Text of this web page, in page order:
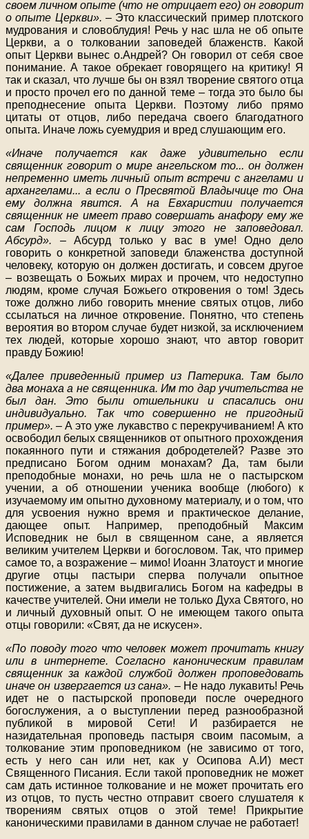
своем личном опыте (что не отрицает его) он говорит
о опыте Церкви». – Это классический пример плотского
мудрования и словоблудия! Речь у нас шла не об опыте
Церкви, а о толковании заповедей блаженств. Какой
опыт Церкви вынес о.Андрей? Он говорил от себя свое
понимание. А такое обрекает говорящего на критику! Я
так и сказал, что лучше бы он взял творение святого отца
и просто прочел его по данной теме – тогда это было бы
преподнесение опыта Церкви. Поэтому либо прямо
цитаты от отцов, либо передача своего благодатного
опыта. Иначе ложь суемудрия и вред слушающим его.
«Иначе получается как даже удивительно если
священник говорит о мире ангельском то... он должен
непременно иметь личный опыт встречи с ангелами и
архангелами... а если о Пресвятой Владычице то Она
ему должна явится. А на Евхаристии получается
священник не имеет право совершать анафору ему же
сам Господь лицом к лицу этого не заповедовал.
Абсурд». – Абсурд только у вас в уме! Одно дело
говорить о конкретной заповеди блаженства доступной
человеку, которую он должен достигать, и совсем другое
– возвещать о Божьих мирах и прочем, что недоступно
людям, кроме случая Божьего откровения о том! Здесь
тоже должно либо говорить мнение святых отцов, либо
ссылаться на личное откровение. Понятно, что степень
вероятия во втором случае будет низкой, за исключением
тех людей, которые хорошо знают, что автор говорит
правду Божию!
«Далее приведенный пример из Патерика. Там было
два монаха а не священника. Им то дар учительства не
был дан. Это были отшельники и спасались они
индивидуально. Так что совершенно не пригодный
пример». – А это уже лукавство с перекручиванием! А кто
освободил белых священников от опытного прохождения
покаянного пути и стяжания добродетелей? Разве это
предписано Богом одним монахам? Да, там были
преподобные монахи, но речь шла не о пастырском
учении, а об отношении ученика вообще (любого) к
изучаемому им опытно духовному материалу, и о том, что
для усвоения нужно время и практическое делание,
дающее опыт. Например, преподобный Максим
Исповедник не был в священном сане, а является
великим учителем Церкви и богословом. Так, что пример
самое то, а возражение – мимо! Иоанн Златоуст и многие
другие отцы пастыри сперва получали опытное
постижение, а затем выдвигались Богом на кафедры в
качестве учителей. Они имели не только Духа Святого, но
и личный духовный опыт. О не имеющем такого опыта
отцы говорили: «Свят, да не искусен».
«По поводу того что человек может прочитать книгу
или в интернете. Согласно каноническим правилам
священник за каждой службой должен проповедовать
иначе он извергается из сана». – Не надо лукавить! Речь
идет не о пастырской проповеди после очередного
богослужения, а о выступлении перед разнообразной
публикой в мировой Сети! И разбирается не
назидательная проповедь пастыря своим пасомым, а
толкование этим проповедником (не зависимо от того,
есть у него сан или нет, как у Осипова А.И) мест
Священного Писания. Если такой проповедник не может
сам дать истинное толкование и не может прочитать его
из отцов, то пусть честно отправит своего слушателя к
творениям святых отцов о этой теме! Прикрытие
каноническими правилами в данном случае не работает!